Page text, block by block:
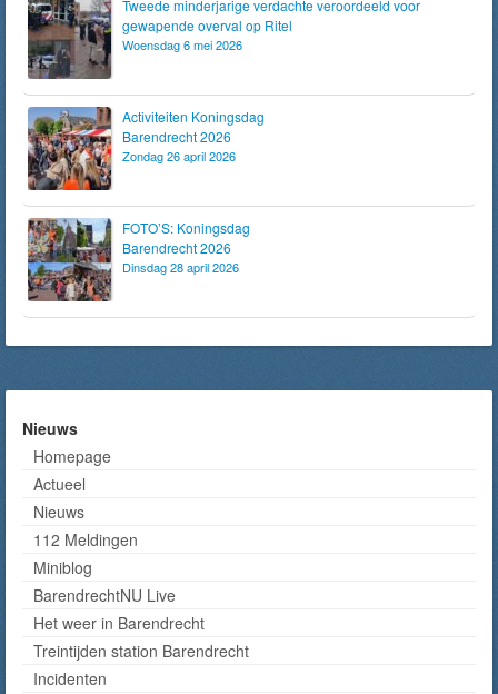
Tweede minderjarige verdachte veroordeeld voor
gewapende overval op Ritel
Woensdag 6 mei 2026
Activiteiten Koningsdag
Barendrecht 2026
Zondag 26 april 2026
FOTO’S: Koningsdag
Barendrecht 2026
Dinsdag 28 april 2026
Nieuws
Homepage
Actueel
Nieuws
112 Meldingen
Miniblog
BarendrechtNU Live
Het weer in Barendrecht
Treintijden station Barendrecht
Incidenten